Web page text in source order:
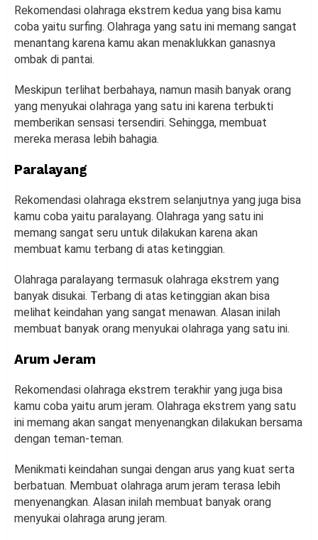
Rekomendasi olahraga ekstrem kedua yang bisa kamu
coba yaitu surfing. Olahraga yang satu ini memang sangat
menantang karena kamu akan menaklukkan ganasnya
ombak di pantai.
Meskipun terlihat berbahaya, namun masih banyak orang
yang menyukai olahraga yang satu ini karena terbukti
memberikan sensasi tersendiri. Sehingga, membuat
mereka merasa lebih bahagia.
Paralayang
Rekomendasi olahraga ekstrem selanjutnya yang juga bisa
kamu coba yaitu paralayang. Olahraga yang satu ini
memang sangat seru untuk dilakukan karena akan
membuat kamu terbang di atas ketinggian.
Olahraga paralayang termasuk olahraga ekstrem yang
banyak disukai. Terbang di atas ketinggian akan bisa
melihat keindahan yang sangat menawan. Alasan inilah
membuat banyak orang menyukai olahraga yang satu ini.
Arum Jeram
Rekomendasi olahraga ekstrem terakhir yang juga bisa
kamu coba yaitu arum jeram. Olahraga ekstrem yang satu
ini memang akan sangat menyenangkan dilakukan bersama
dengan teman-teman.
Menikmati keindahan sungai dengan arus yang kuat serta
berbatuan. Membuat olahraga arum jeram terasa lebih
menyenangkan. Alasan inilah membuat banyak orang
menyukai olahraga arung jeram.